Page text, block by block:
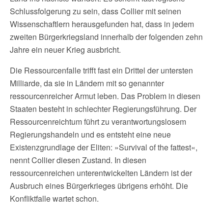
Schlussfolgerung zu sein, dass Collier mit seinen
Wissenschaftlern herausgefunden hat, dass in jedem
zweiten Bürgerkriegsland innerhalb der folgenden zehn
Jahre ein neuer Krieg ausbricht.
Die Ressourcenfalle trifft fast ein Drittel der untersten
Milliarde, da sie in Ländern mit so genannter
ressourcenreicher Armut leben. Das Problem in diesen
Staaten besteht in schlechter Regierungsführung. Der
Ressourcenreichtum führt zu verantwortungslosem
Regierungshandeln und es entsteht eine neue
Existenzgrundlage der Eliten: »Survival of the fattest«,
nennt Collier diesen Zustand. In diesen
ressourcenreichen unterentwickelten Ländern ist der
Ausbruch eines Bürgerkrieges übrigens erhöht. Die
Konfliktfalle wartet schon.